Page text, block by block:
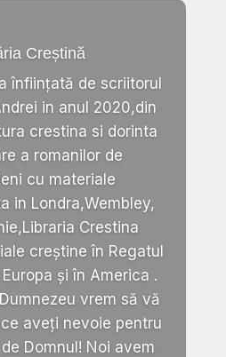
Creștină
înființată de scriitorul
in anul 2020,din
crestina si dorinta
a romanilor de
cu materiale
in Londra,Wembley,
Crestina
creștine în Regatul
și în America .
vrem să vă
aveți nevoie pentru
Domnul! Noi avem